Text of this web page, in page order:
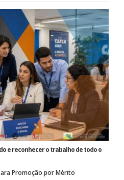
e reconhecer o trabalho de todo o
Promoção por Mérito